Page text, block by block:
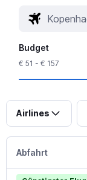
Budget
€ 51 - € 157
Airlines
Abfahrt